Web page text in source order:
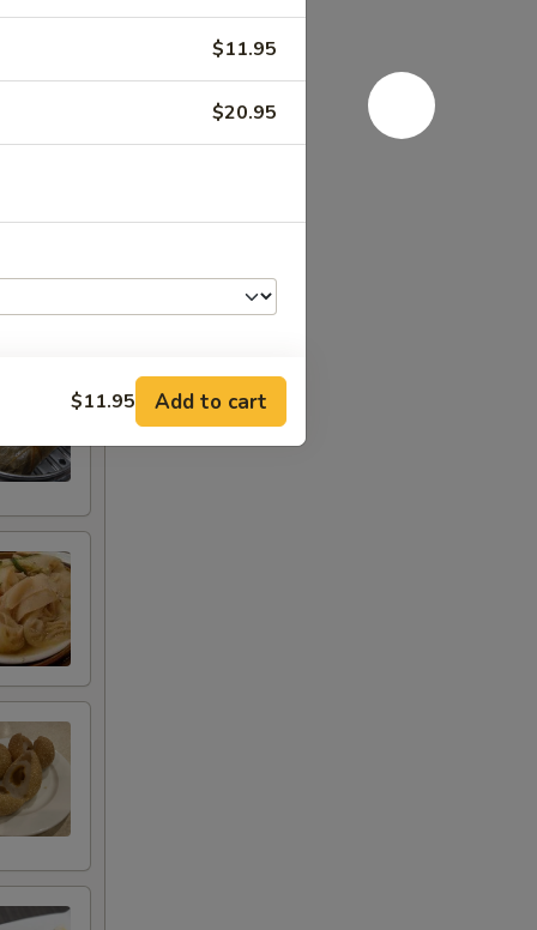
$11.95
$20.95
FOR ADDITIONS IN THIS
$11.95 Add to cart